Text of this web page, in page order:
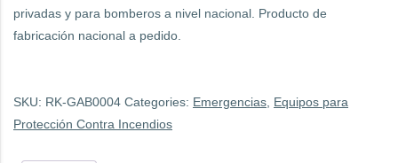
privadas y para bomberos a nivel nacional. Producto de
fabricación nacional a pedido.
SKU: RK-GAB0004 Categories: Emergencias Equipos para
Protección Contra Incendios